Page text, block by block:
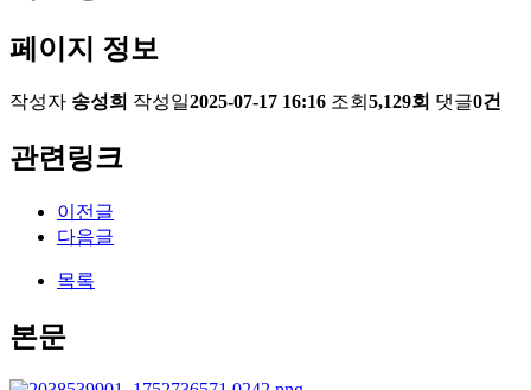
페이지 정보
작성자 송성희 작성일2025-07-17 16:16 조회 5,129회 댓글0건
관련링크
이전글
다음글
목록
본문